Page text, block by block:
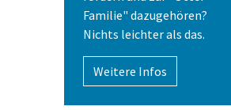
Familie" dazugehören?
Nichts leichter als das.
Weitere Infos